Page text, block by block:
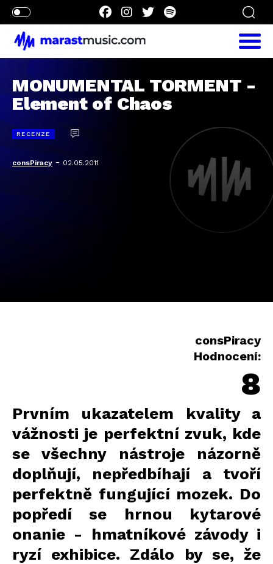
MONUMENTAL TORMENT -
Element of Chaos
RECENZE
consPiracy - 02.05.2011
consPiracy
Hodnocení:
8
Prvním ukazatelem kvality a
vážnosti je perfektní zvuk, kde
se všechny nástroje názorně
doplňují, nepředbíhají a tvoří
perfektně fungující mozek. Do
popředí se hrnou kytarové
onanie - hmatníkové závody i
ryzí exhibice. Zdálo by se, že